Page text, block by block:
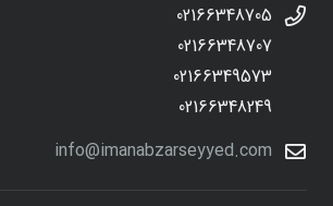
02166348705
02166348707
02166349573
02166348249
info@imanabzarseyyed.com